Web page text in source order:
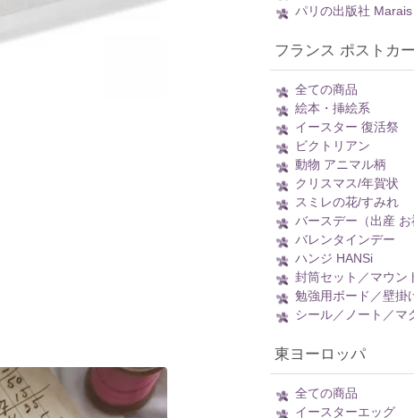
パリの出版社
フランス ポストカ
全ての商品
絵本・挿絵系
イースター 復活祭
ビクトリアン
動物 アニマル柄
クリスマス/年賀状
スミレの花/すみれ
バースデー（出産 お
バレンタインデー
ハンジ HANSi
封筒セット／マウン
勉強用ボード／壁掛
シール／ノート／マ
東ヨーロッパ
全ての商品
イースターエッグ